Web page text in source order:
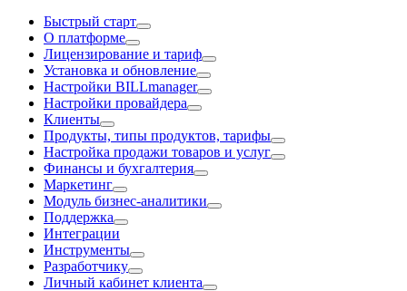
Быстрый старт
О платформе
Лицензирование и тариф
Установка и обновление
Настройки BILLmanager
Настройки провайдера
Клиенты
Продукты, типы продуктов, тарифы
Настройка продажи товаров и услуг
Финансы и бухгалтерия
Маркетинг
Модуль бизнес-аналитики
Поддержка
Интеграции
Инструменты
Разработчику
Личный кабинет клиента